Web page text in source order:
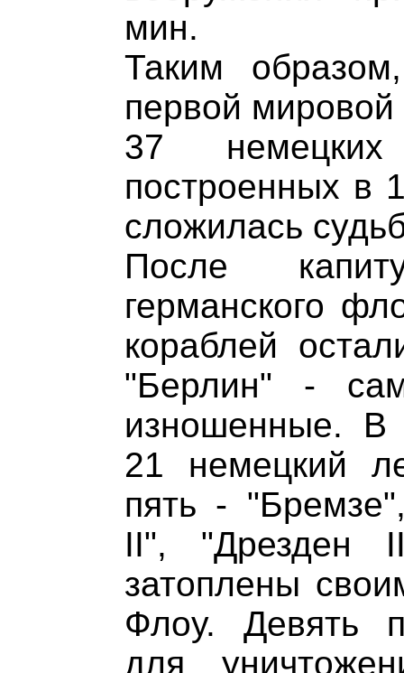
мин.
Таким
первой
37 немецких
построенных в
сложилась
После
германского
кораблей
"Берлин" -
изношенные. В
21 немецкий
пять -
II", "Дрезден
затоплены
Флоу. Девять
для